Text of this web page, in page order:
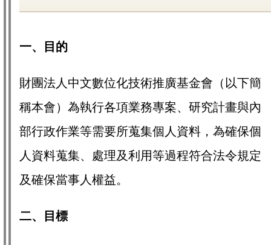
一、目的
財團法人中文數位化技術推廣基金會（以下簡
稱本會）為執行各項業務專案、研究計畫與內
部行政作業等需要所蒐集個人資料，為確保個
人資料蒐集、處理及利用等過程符合法令規定
及確保當事人權益。
二、目標